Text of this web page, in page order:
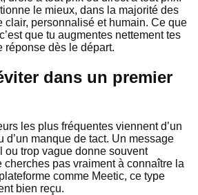
le mieux, dans la majorité des
clair, personnalisé et humain. Ce que
que tu augmentes nettement tes
réponse dès le départ.
dans un premier
les plus fréquentes viennent d’un
d’un manque de tact. Un message
ou trop vague donne souvent
cherches pas vraiment à connaître la
comme Meetic, ce type
bien reçu.